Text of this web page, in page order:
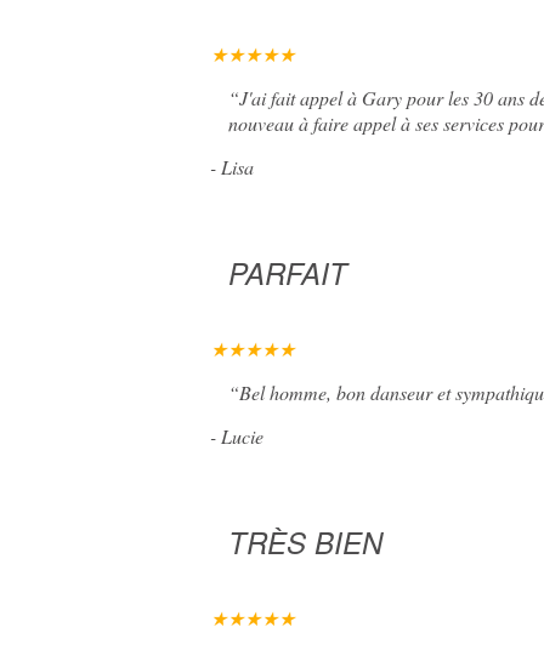
★★★★★
“J'ai fait appel à Gary pour les 30 ans
nouveau à faire appel à ses services
- Lisa
PARFAIT
★★★★★
“Bel homme, bon danseur et
- Lucie
TRÈS BIEN
★★★★★